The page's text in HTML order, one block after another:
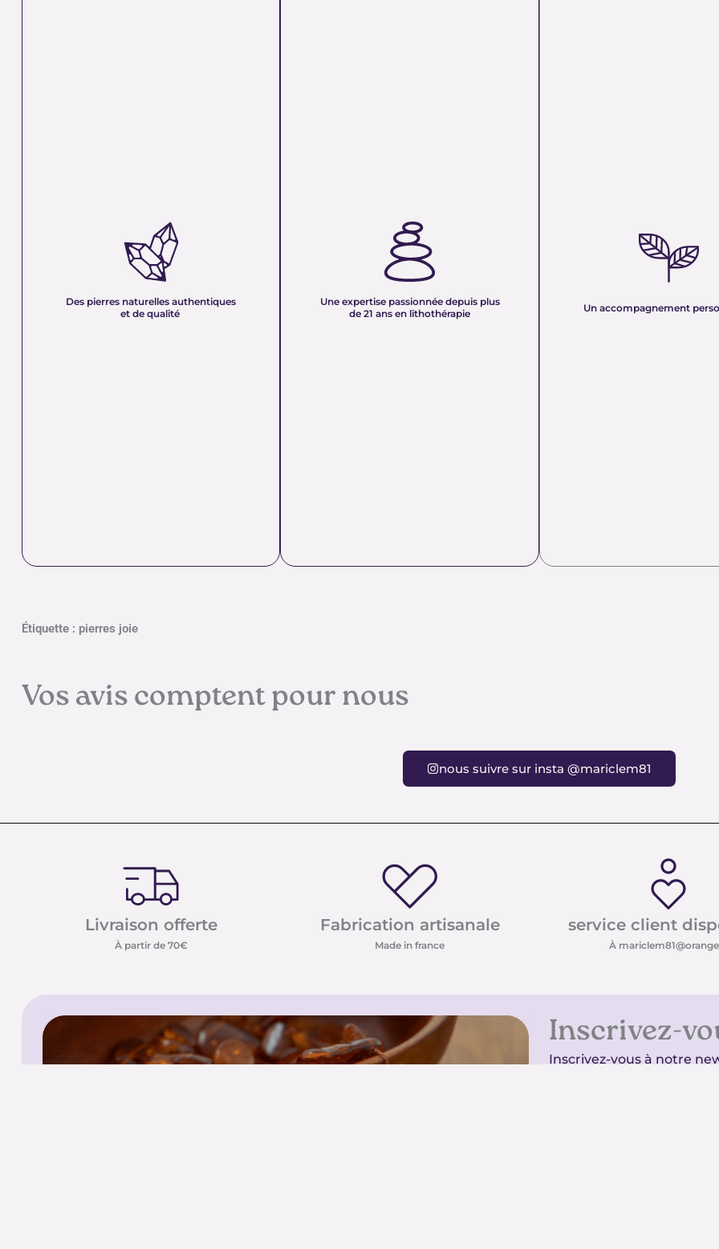
Des pierres naturelles authentiques
et de qualité
AUTHENTIQUES ET DE QUALITÉ :
Nous sélectionnons rigoureusement nos
minéraux pour vous offrir des pierres 100 %
pure. Chaque cristal est choisi pour sa beauté, sa
vibration et son authenticité afin de vous garantir
Une expertise passionnée depuis plus
de 21 ans en lithothérapie
PLUS DE 21 ANS EN LITHOTHÉRAPIE :
Forte d’une expérience de plus de deux
décennies, notre équipe vous partage son savoir
mettons nos connaissances en lithothérapie à
votre service pour vous accompagner dans votre
Un accompagnement
Nous sélectionnons
minéraux pour vous offrir des
naturelles, non traitées et chargées
vibration et son authenticité afin
un produit à la hauteur de vos
Étiquette : pierres joie
Vos avis comptent pour nous
nous suivre sur insta @mariclem81
Livraison offerte
À partir de 70€
Fabrication artisanale
Made in france
service client
À
Inscrivez-
Inscrivez-vous à notre